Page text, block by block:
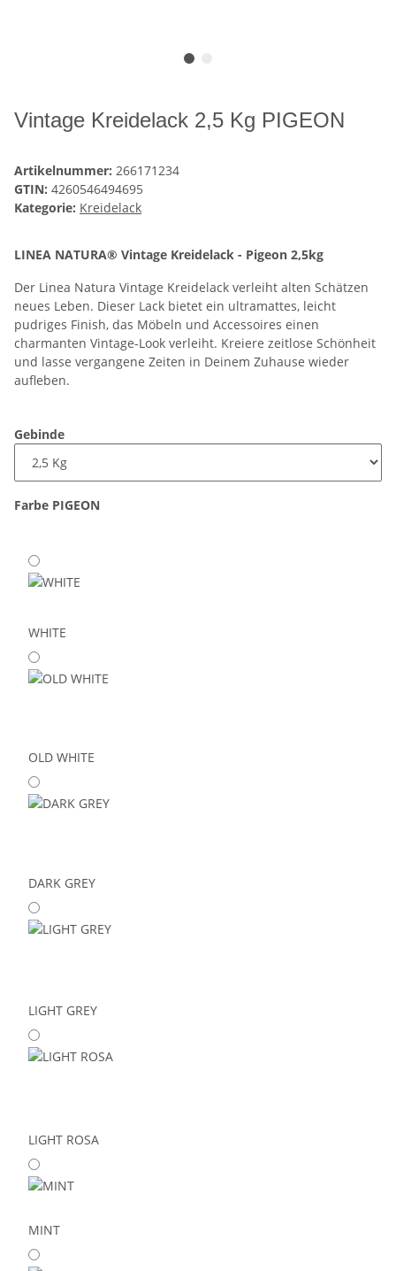
Vintage Kreidelack 2,5 Kg PIGEON
Artikelnummer: 266171234
GTIN: 4260546494695
Kategorie: Kreidelack
LINEA NATURA® Vintage Kreidelack - Pigeon 2,5kg
Der Linea Natura Vintage Kreidelack verleiht alten Schätzen
neues Leben. Dieser Lack bietet ein ultramattes, leicht
pudriges Finish, das Möbeln und Accessoires einen
charmanten Vintage-Look verleiht. Kreiere zeitlose Schönheit
und lasse vergangene Zeiten in Deinem Zuhause wieder
aufleben.
Gebinde
Farbe PIGEON
WHITE
OLD WHITE
DARK GREY
LIGHT GREY
LIGHT ROSA
MINT